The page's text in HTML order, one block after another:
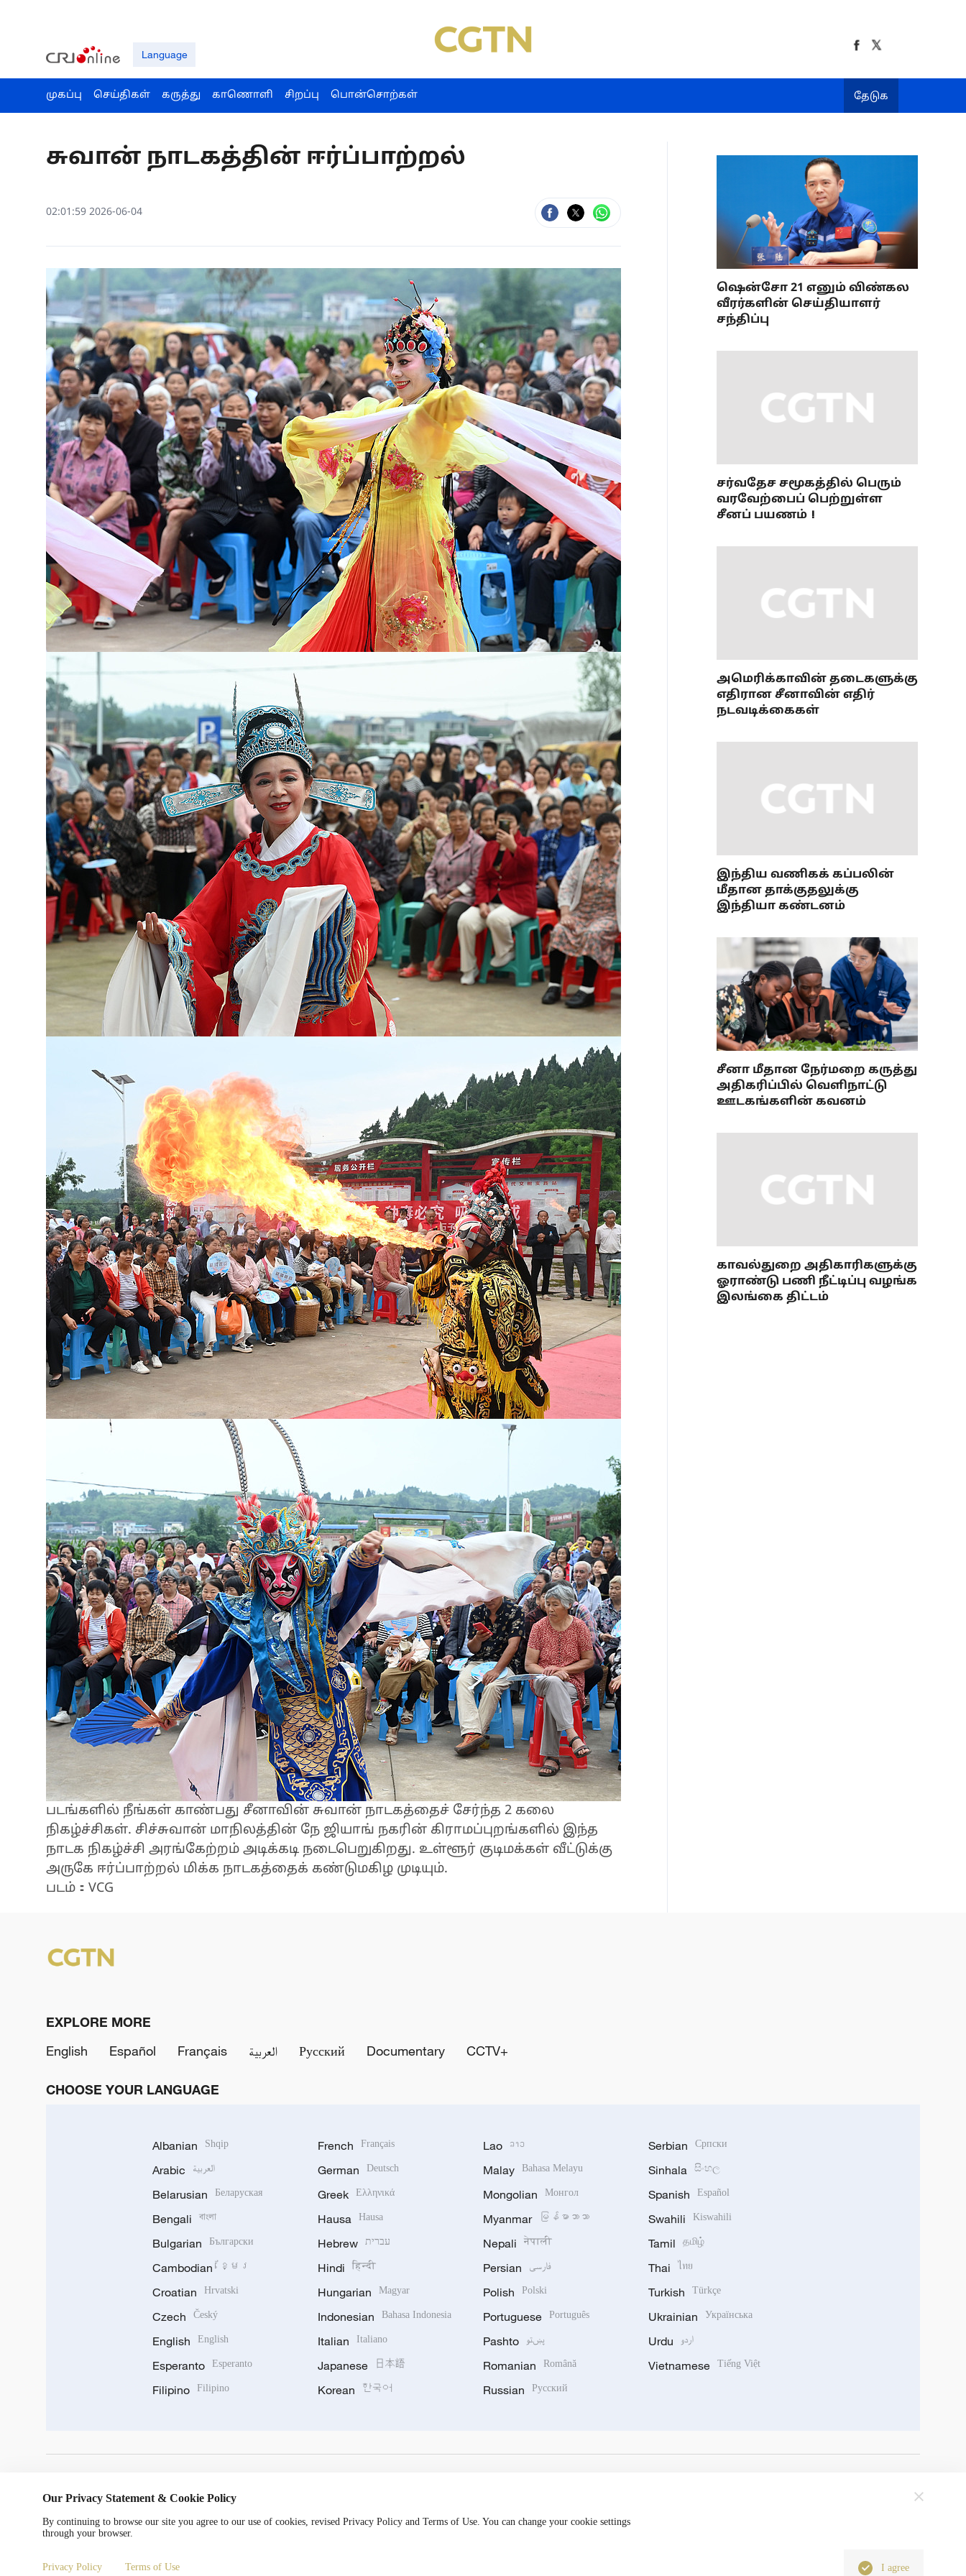
Language
முகப்பு செய்திகள் கருத்து காணொளி சிறப்பு பொன்சொற்கள் தேடுக
சுவான் நாடகத்தின் ஈர்ப்பாற்றல்
02:01:59 2026-06-04
படங்களில் நீங்கள் காண்பது சீனாவின் சுவான் நாடகத்தைச் சேர்ந்த 2 கலை
நிகழ்ச்சிகள். சிச்சுவான் மாநிலத்தின் நே ஜியாங் நகரின் கிராமப்புறங்களில் இந்த
நாடக நிகழ்ச்சி அரங்கேற்றம் அடிக்கடி நடைபெறுகிறது. உள்ளூர் குடிமக்கள் வீட்டுக்கு
அருகே ஈர்ப்பாற்றல் மிக்க நாடகத்தைக் கண்டுமகிழ முடியும்.
படம்：VCG
ஷென்சோ 21 எனும் விண்கல
வீரர்களின் செய்தியாளர்
சந்திப்பு
சர்வதேச சமூகத்தில் பெரும்
வரவேற்பைப் பெற்றுள்ள
சீனப் பயணம்！
அமெரிக்காவின் தடைகளுக்கு
எதிரான சீனாவின் எதிர்
நடவடிக்கைகள்
இந்திய வணிகக் கப்பலின்
மீதான தாக்குதலுக்கு
இந்தியா கண்டனம்
சீனா மீதான நேர்மறை கருத்து
அதிகரிப்பில் வெளிநாட்டு
ஊடகங்களின் கவனம்
காவல்துறை அதிகாரிகளுக்கு
ஓராண்டு பணி நீட்டிப்பு வழங்க
இலங்கை திட்டம்
EXPLORE MORE
English
Español Français العربية Русский Documentary CCTV+
CHOOSE YOUR LANGUAGE
Albanian Shqip
Arabic العربية
Belarusian Беларуская
Bengali বাংলা
Bulgarian Български
Cambodian ខ្មែរ
Croatian Hrvatski
Czech Český
English English
Esperanto Esperanto
Filipino Filipino
French Français
German Deutsch
Greek Ελληνικά
Hausa Hausa
Hebrew עברית
Hindi हिन्दी
Hungarian Magyar
Indonesian Bahasa Indonesia
Italian Italiano
Japanese 日本語
Korean 한국어
Lao ລາວ
Malay Bahasa Melayu
Mongolian Монгол
Myanmar မြန်မာဘာသာ
Nepali नेपाली
Persian فارسی
Polish Polski
Portuguese Português
Pashto پښتو
Romanian Română
Russian Русский
Serbian Српски
Sinhala සිංහල
Spanish Español
Swahili Kiswahili
Tamil தமிழ்
Thai ไทย
Turkish Türkçe
Ukrainian Українська
Urdu اردو
Vietnamese Tiếng Việt
© China Radio International.CRI. All Rights Reserved. 16A Shijingshan Road, Beijing, China. 100040
Our Privacy Statement & Cookie Policy
By continuing to browse our site you agree to our use of cookies, revised Privacy Policy and Terms of Use. You can change your cookie settings
through your browser.
Privacy Policy Terms of Use I agree